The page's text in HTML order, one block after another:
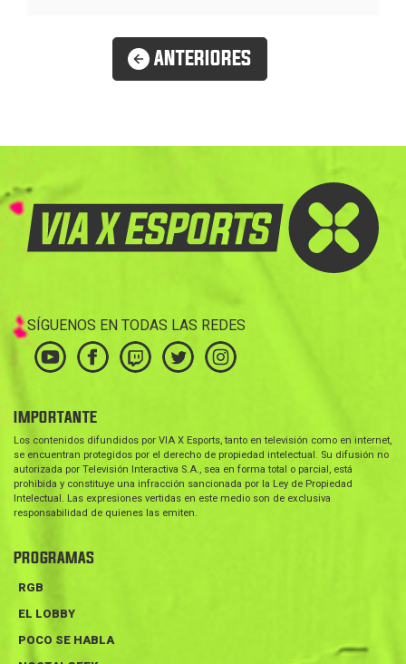
ANTERIORES
SÍGUENOS EN TODAS LAS REDES
IMPORTANTE
Los contenidos difundidos por VIA X Esports, tanto en televisión como en internet,
se encuentran protegidos por el derecho de propiedad intelectual. Su difusión no
autorizada por Televisión Interactiva S.A., sea en forma total o parcial, está
prohibida y constituye una infracción sancionada por la Ley de Propiedad
Intelectual. Las expresiones vertidas en este medio son de exclusiva
responsabilidad de quienes las emiten.
PROGRAMAS
RGB
EL LOBBY
POCO SE HABLA